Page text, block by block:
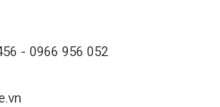
- 0966 956 052